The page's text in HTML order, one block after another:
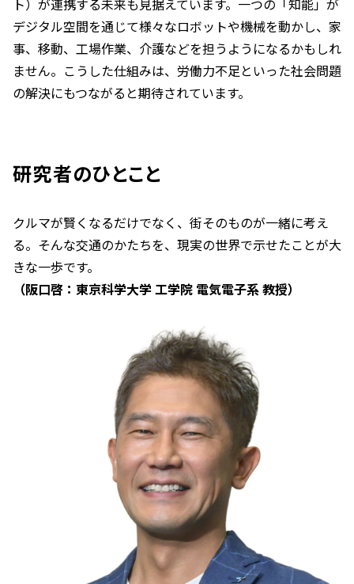
デジタル空間を通じて様々なロボットや機械を動かし、家
事、移動、工場作業、介護などを担うようになるかもしれ
ません。こうした仕組みは、労働力不足といった社会問題
の解決にもつながると期待されています。
研究者のひとこと
クルマが賢くなるだけでなく、街そのものが一緒に考え
る。そんな交通のかたちを、現実の世界で示せたことが大
きな一歩です。
（阪口啓：東京科学大学 工学院 電気電子系 教授）